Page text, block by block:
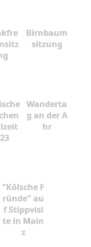
Birnbaum
sitzung
Wanderta
g an der A
hr
"Kölsche F
ründe" au
f Stippvisi
te in Main
z